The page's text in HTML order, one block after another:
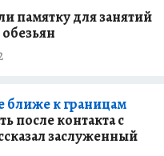
памятку для занятий
ближе к границам
после контакта с
заслуженный